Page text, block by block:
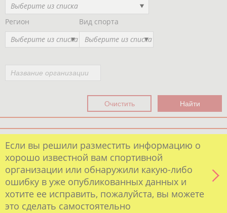
Выберите из списка
Регион
Выберите из списка
Вид спорта
Выберите из списка
Если вы решили разместить информацию о
хорошо известной вам спортивной
организации или обнаружили какую-либо
ошибку в уже опубликованных данных и
хотите ее исправить, пожалуйста, вы можете
это сделать самостоятельно